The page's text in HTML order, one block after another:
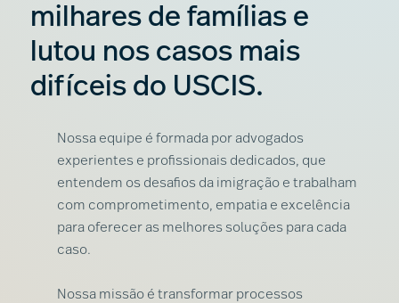
milhares de famílias e
lutou nos casos mais
difíceis do USCIS.
Nossa equipe é formada por advogados
experientes e profissionais dedicados, que
entendem os desafios da imigração e trabalham
com comprometimento, empatia e excelência
para oferecer as melhores soluções para cada
caso.
Nossa missão é transformar processos